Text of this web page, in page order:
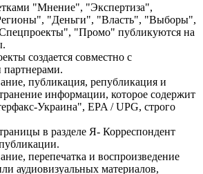
"Мнение", "Экспертиза",
"Деньги", "Власть", "Выборы",
"Промо" публикуются на
создается совместно с
публикация, републикация и
информации, которое содержит
Украина", EPA / UPG, строго
в разделе Я- Корреспондент
перепечатка и воспроизведение
аудиовизуальных материалов,